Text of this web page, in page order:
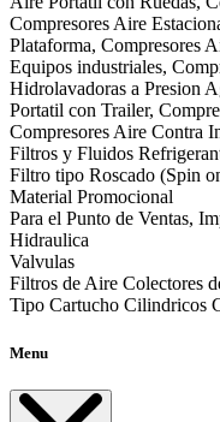
Compresores Aire
Plataforma, Compresores
Equipos industriales,
Hidrolavadoras a Presion
Portatil con Trailer,
Compresores Aire Contra
Filtros y Fluidos
Filtro tipo Roscado (Spin
Material Promocional
Para el Punto de Ventas,
Hidraulica
Valvulas
Filtros de Aire Colectores
Tipo Cartucho Cilindricos
Menu